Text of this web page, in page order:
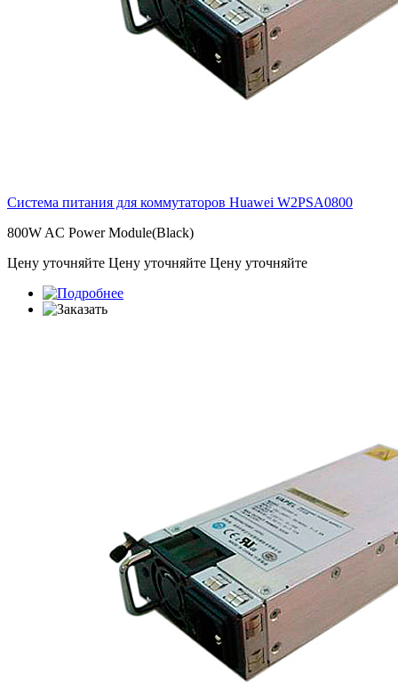
Система питания для коммутаторов Huawei W2PSA0800
800W AC Power Module(Black)
Цену уточняйте Цену уточняйте Цену уточняйте